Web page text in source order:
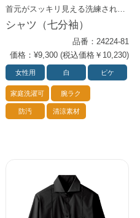
シャツ（七分袖）
品番：24224-81
価格：¥9,300 (税込価格￥10,230)
女性用 白 ピケ
家庭洗濯可 腕ラク
防汚 清涼素材